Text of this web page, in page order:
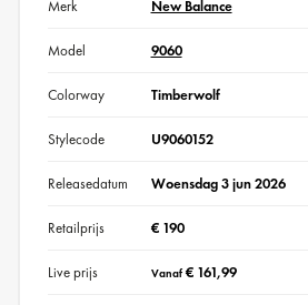
Merk New Balance
Model 9060
Colorway Timberwolf
Stylecode U9060152
Releasedatum Woensdag 3 jun 2026
Retailprijs € 190
Live prijs Vanaf€ 161,99